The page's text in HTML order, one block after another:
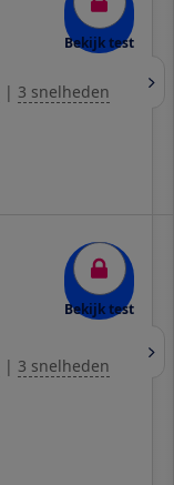
Bekijk test
| 3 snelheden
Bekijk test
| 3 snelheden